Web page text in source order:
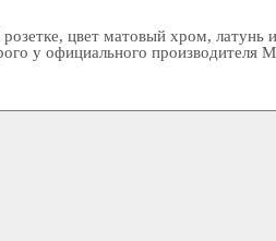
розетке, цвет матовый хром,
у официального